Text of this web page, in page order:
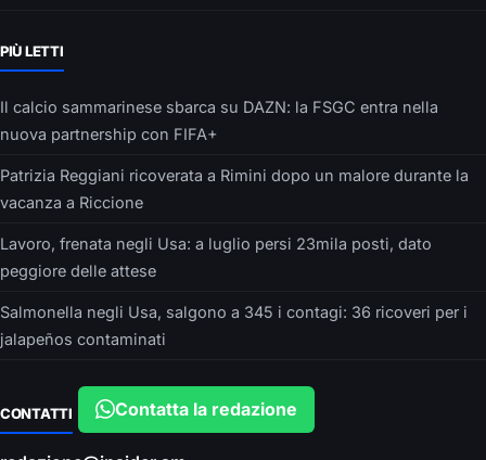
PIÙ LETTI
Il calcio sammarinese sbarca su DAZN: la FSGC entra nella
nuova partnership con FIFA+
Patrizia Reggiani ricoverata a Rimini dopo un malore durante la
vacanza a Riccione
Lavoro, frenata negli Usa: a luglio persi 23mila posti, dato
peggiore delle attese
Salmonella negli Usa, salgono a 345 i contagi: 36 ricoveri per i
jalapeños contaminati
CONTATTI Contatta la redazione